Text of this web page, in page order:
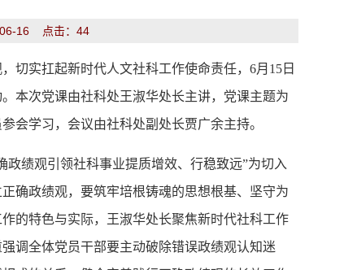
16 点击： 44
切实扛起新时代人文社科工作使命责任， 6月15日
本次党课由社科处王淑华处长主讲，党课主题为
会学习，会议由社科处副处长贾广余主持。
政绩观引领社科事业提质增效、行稳致远”为切入
确政绩观，要筑牢培根铸魂的思想根基、 坚守为
的特色与实际，王淑华处长聚焦新时代社科工作
调全体党员干部要主动破除错误政绩观认知迷